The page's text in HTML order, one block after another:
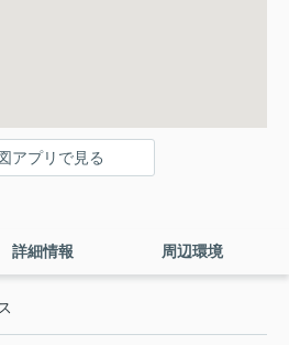
アプリで見る
詳細情報 周辺環境